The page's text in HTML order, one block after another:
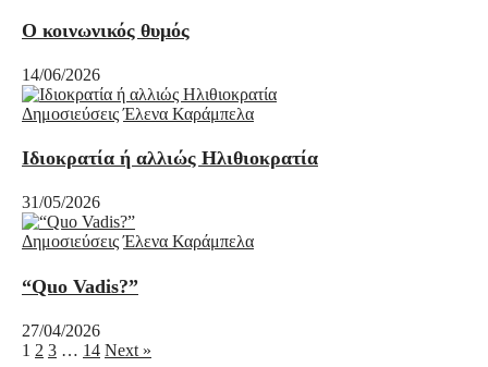
Ο κοινωνικός θυμός
14/06/2026
Δημοσιεύσεις Έλενα Καράμπελα
Ιδιοκρατία ή αλλιώς Ηλιθιοκρατία
31/05/2026
Δημοσιεύσεις Έλενα Καράμπελα
“Quo Vadis?”
27/04/2026
1 2 3 … 14 Next »